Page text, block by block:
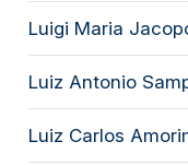
Luigi Maria
Luiz Antonio
Luiz Carlos